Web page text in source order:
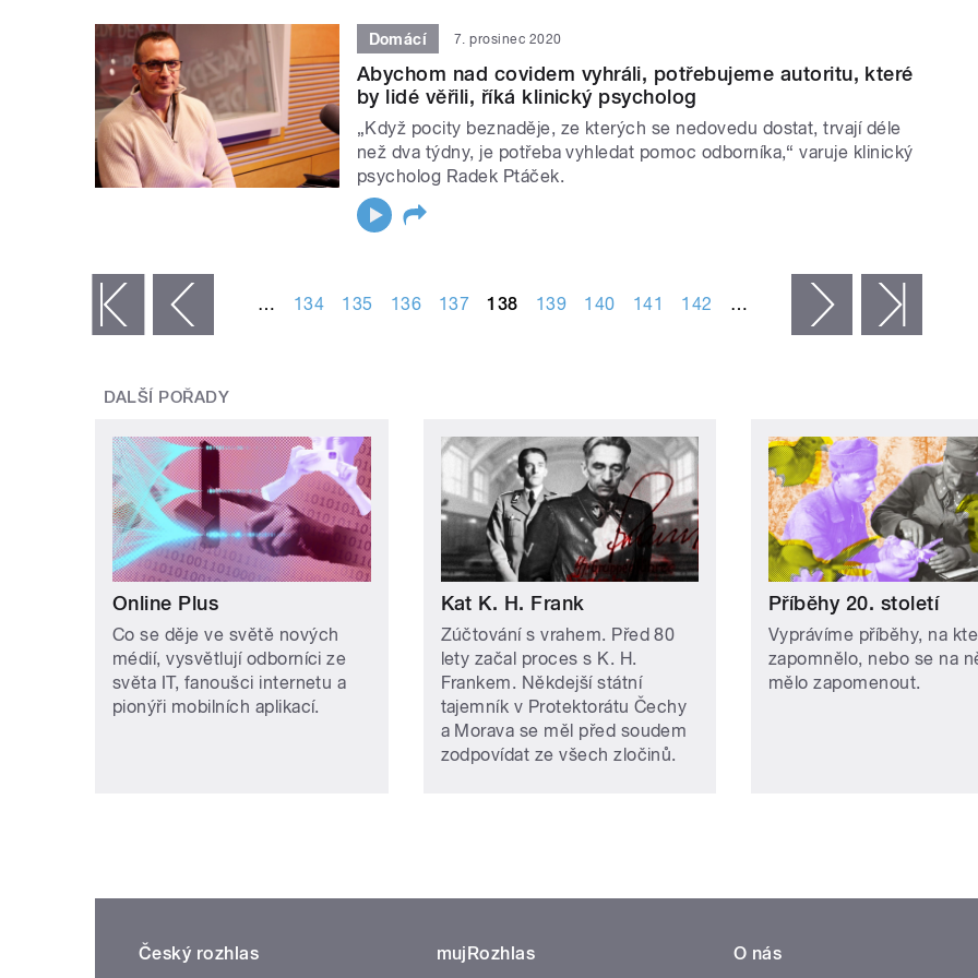
Domácí 7. prosinec 2020
Abychom nad covidem vyhráli, potřebujeme autoritu, které
by lidé věřili, říká klinický psycholog
„Když pocity beznaděje, ze kterých se nedovedu dostat, trvají déle
než dva týdny, je potřeba vyhledat pomoc odborníka,“ varuje klinický
psycholog Radek Ptáček.
‹ předchozí … 134 135 136 137 138 139 140 141 142 … následující ›
DALŠÍ POŘADY
Online Plus
Co se děje ve světě nových
médií, vysvětlují odborníci ze
světa IT, fanoušci internetu a
pionýři mobilních aplikací.
Kat K. H. Frank
Zúčtování s vrahem. Před 80
lety začal proces s K. H.
Frankem. Někdejší státní
tajemník v Protektorátu Čechy
a Morava se měl před soudem
zodpovídat ze všech zločinů.
Příběhy 20. století
Vyprávíme příběhy, na
zapomnělo, nebo se na
mělo zapomenout.
Český rozhlas mujRozhlas O nás